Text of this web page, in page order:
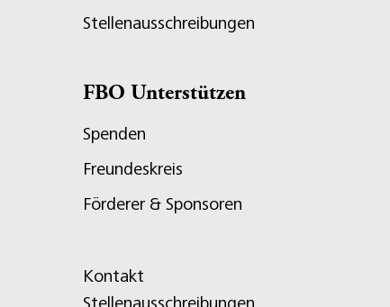
Stellenausschreibungen
FBO Unterstützen
Spenden
Freundeskreis
Förderer & Sponsoren
Kontakt